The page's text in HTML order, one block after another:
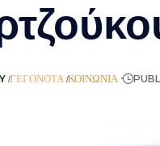
ΓΕΓΟΝΌΤΑ ΚΟΙΝΩΝΊΑ